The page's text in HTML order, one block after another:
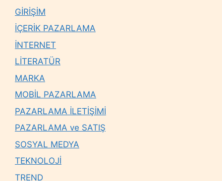
GİRİŞİM
İÇERİK PAZARLAMA
İNTERNET
LİTERATÜR
MARKA
MOBİL PAZARLAMA
PAZARLAMA İLETİŞİMİ
PAZARLAMA ve SATIŞ
SOSYAL MEDYA
TEKNOLOJİ
TREND